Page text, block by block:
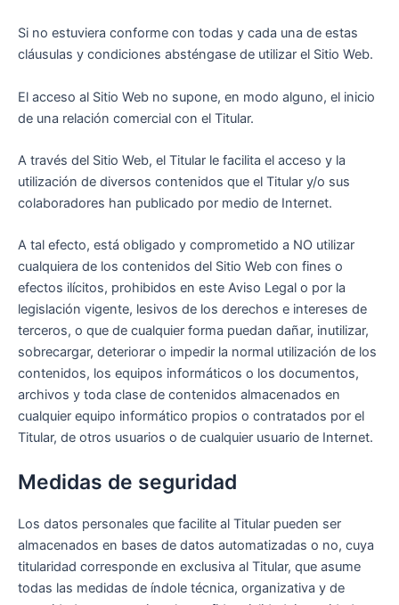
Si no estuviera conforme con todas y cada una de estas
cláusulas y condiciones absténgase de utilizar el Sitio Web.
El acceso al Sitio Web no supone, en modo alguno, el inicio
de una relación comercial con el Titular.
A través del Sitio Web, el Titular le facilita el acceso y la
utilización de diversos contenidos que el Titular y/o sus
colaboradores han publicado por medio de Internet.
A tal efecto, está obligado y comprometido a NO utilizar
cualquiera de los contenidos del Sitio Web con fines o
efectos ilícitos, prohibidos en este Aviso Legal o por la
legislación vigente, lesivos de los derechos e intereses de
terceros, o que de cualquier forma puedan dañar, inutilizar,
sobrecargar, deteriorar o impedir la normal utilización de los
contenidos, los equipos informáticos o los documentos,
archivos y toda clase de contenidos almacenados en
cualquier equipo informático propios o contratados por el
Titular, de otros usuarios o de cualquier usuario de Internet.
Medidas de seguridad
Los datos personales que facilite al Titular pueden ser
almacenados en bases de datos automatizadas o no, cuya
titularidad corresponde en exclusiva al Titular, que asume
todas las medidas de índole técnica, organizativa y de